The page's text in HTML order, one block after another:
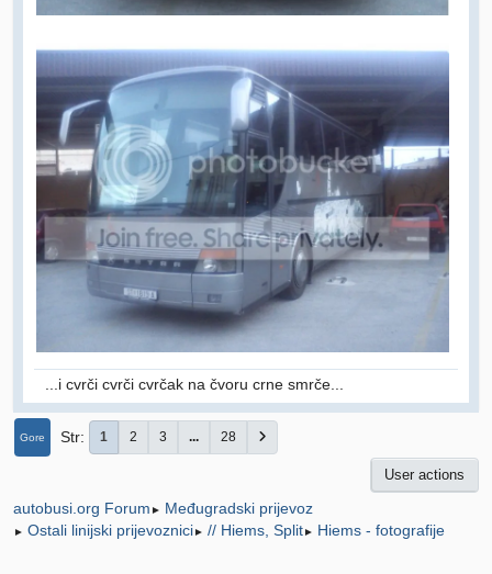
...i cvrči cvrči cvrčak na čvoru crne smrče...
Gore Str 1 2 3 ... 28
User actions
autobusi.org Forum ► Međugradski prijevoz
► Ostali linijski prijevoznici► // Hiems, Split► Hiems - fotografije